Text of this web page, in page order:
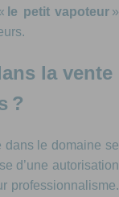
le petit vapoteur »
la vente
?
dans le domaine se
d’une autorisation
professionnalisme.